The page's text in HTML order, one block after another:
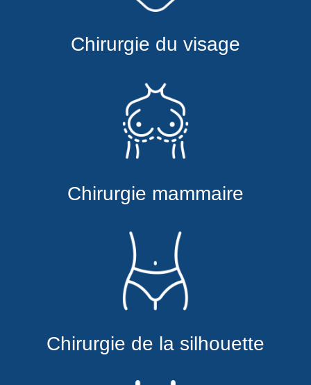
Chirurgie du visage
Chirurgie mammaire
Chirurgie de la silhouette